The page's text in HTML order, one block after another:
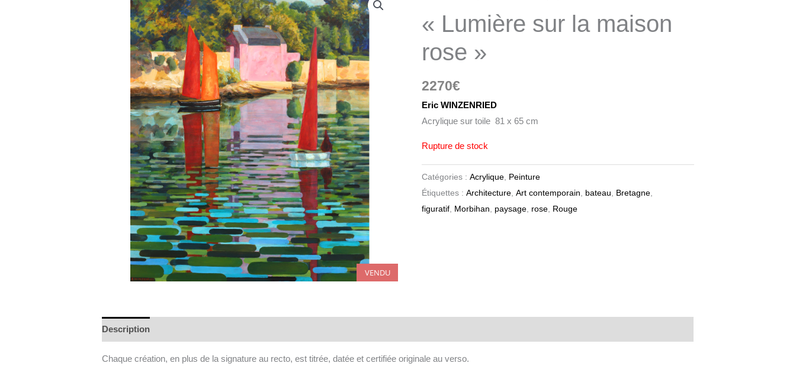
VENDU
« Lumière sur la maison
rose »
2270€
Eric WINZENRIED
Acrylique sur toile 81 x 65 cm
Rupture de stock
Catégories : Acrylique
Peinture
Étiquettes : Architecture Art contemporain bateau Bretagne
figuratif
Morbihan paysage rose Rouge
Description
Chaque création, en plus de la signature au recto, est titrée, datée et certifiée originale au verso.